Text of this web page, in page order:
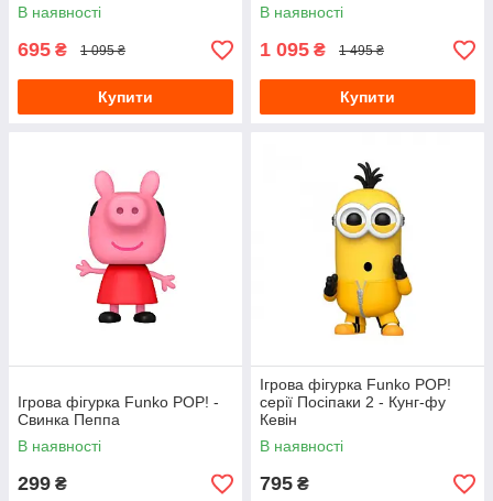
В наявності
695 ₴ 1 095 ₴
Купити
В наявності
1 095 ₴ 1 495 ₴
Купити
Ігрова фігурка Funko POP! -
Свинка Пеппа
В наявності
299 ₴
Ігрова фігурка Funko POP!
cерії Посіпаки 2 - Кунг-фу
Кевін
В наявності
795 ₴